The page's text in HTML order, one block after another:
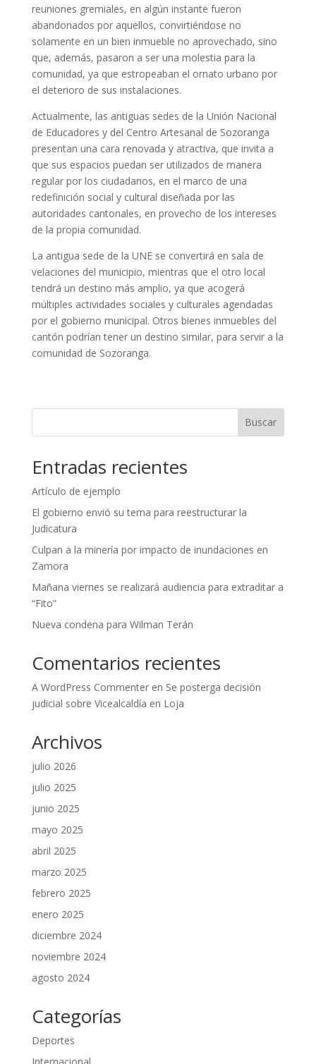
reuniones gremiales, en algún instante fueron
abandonados por aquellos, convirtiéndose no
solamente en un bien inmueble no aprovechado, sino
que, además, pasaron a ser una molestia para la
comunidad, ya que estropeaban el ornato urbano por
el deterioro de sus instalaciones.
Actualmente, las antiguas sedes de la Unión Nacional
de Educadores y del Centro Artesanal de Sozoranga
presentan una cara renovada y atractiva, que invita a
que sus espacios puedan ser utilizados de manera
regular por los ciudadanos, en el marco de una
redefinición social y cultural diseñada por las
autoridades cantonales, en provecho de los intereses
de la propia comunidad.
La antigua sede de la UNE se convertirá en sala de
velaciones del municipio, mientras que el otro local
tendrá un destino más amplio, ya que acogerá
múltiples actividades sociales y culturales agendadas
por el gobierno municipal. Otros bienes inmuebles del
cantón podrían tener un destino similar, para servir a la
comunidad de Sozoranga.
Buscar
Entradas recientes
Artículo de ejemplo
El gobierno envió su terna para reestructurar la
Judicatura
Culpan a la minería por impacto de inundaciones en
Zamora
Mañana viernes se realizará audiencia para extraditar a
“Fito”
Nueva condena para Wilman Terán
Comentarios recientes
A WordPress Commenteren Se posterga decisión
judicial sobre Vicealcaldía en Loja
Archivos
julio 2026
julio 2025
junio 2025
mayo 2025
abril 2025
marzo 2025
febrero 2025
enero 2025
diciembre 2024
noviembre 2024
agosto 2024
Categorías
Deportes
Internacional